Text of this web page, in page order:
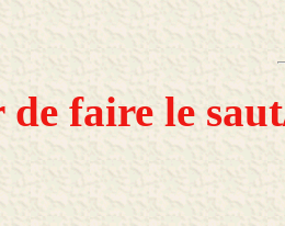
de faire le